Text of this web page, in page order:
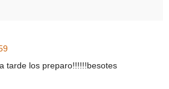
tarde los preparo!!!!!!besotes